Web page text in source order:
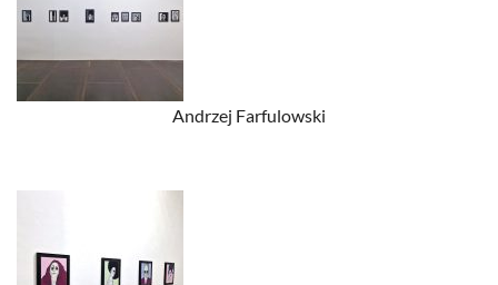
Andrzej Farfulowski